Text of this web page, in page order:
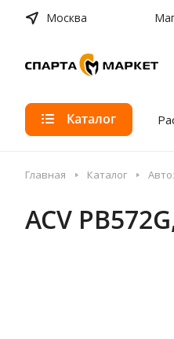
Москва
Каталог
Главная Каталог
ACV